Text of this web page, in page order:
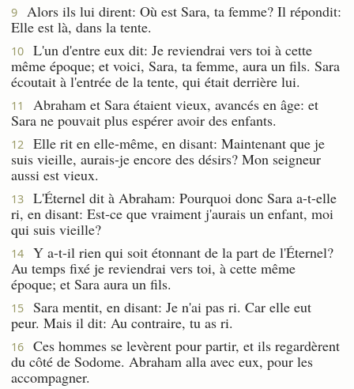
9
Alors ils lui dirent: Où est Sara, ta femme? Il répondit:
Elle est là, dans la tente.
10
L'un d'entre eux dit: Je reviendrai vers toi à cette
même époque; et voici, Sara, ta femme, aura un fils. Sara
écoutait à l'entrée de la tente, qui était derrière lui.
11
Abraham et Sara étaient vieux, avancés en âge: et
Sara ne pouvait plus espérer avoir des enfants.
12
Elle rit en elle-même, en disant: Maintenant que je
suis vieille, aurais-je encore des désirs? Mon seigneur
aussi est vieux.
13
L'Éternel dit à Abraham: Pourquoi donc Sara a-t-elle
ri, en disant: Est-ce que vraiment j'aurais un enfant, moi
qui suis vieille?
14
Y a-t-il rien qui soit étonnant de la part de l'Éternel?
Au temps fixé je reviendrai vers toi, à cette même
époque; et Sara aura un fils.
15
Sara mentit, en disant: Je n'ai pas ri. Car elle eut
peur. Mais il dit: Au contraire, tu as ri.
16
Ces hommes se levèrent pour partir, et ils regardèrent
du côté de Sodome. Abraham alla avec eux, pour les
accompagner.